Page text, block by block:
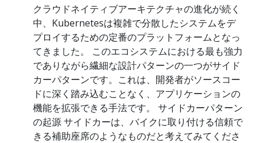
クラウドネイティブアーキテクチャの進化が続く
中、Kubernetesは複雑で分散したシステムをデ
プロイするための定番のプラットフォームとなっ
てきました。 このエコシステムにおける最も強力
でありながら繊細な設計パターンの一つがサイド
カーパターンです。これは、開発者がソースコー
ドに深く踏み込むことなく、アプリケーションの
機能を拡張できる手法です。 サイドカーパターン
の起源 サイドカーは、バイクに取り付ける信頼で
きる補助座席のようなものだと考えてみてくださ